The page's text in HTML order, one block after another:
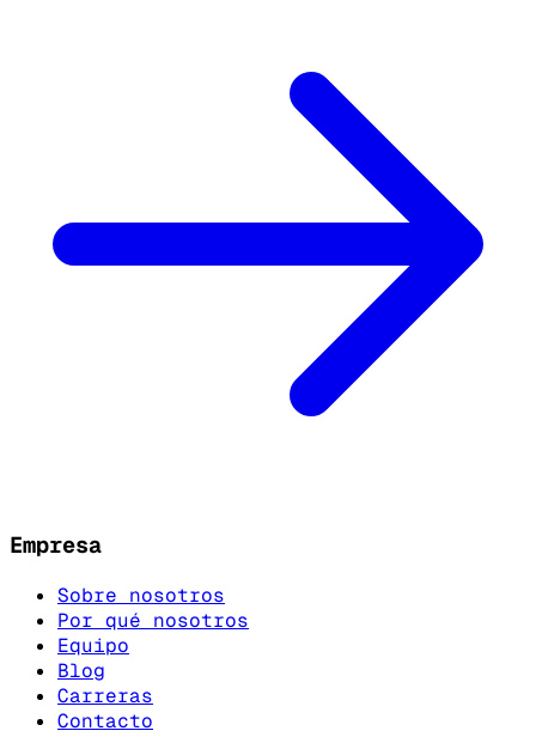
Empresa
Sobre nosotros
Por qué nosotros
Equipo
Blog
Carreras
Contacto